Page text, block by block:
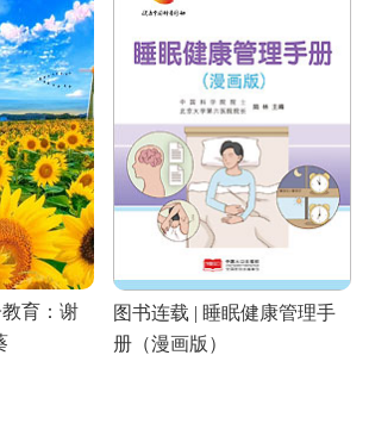
育：谢
图书连载 | 睡眠健康管理手
册（漫画版）